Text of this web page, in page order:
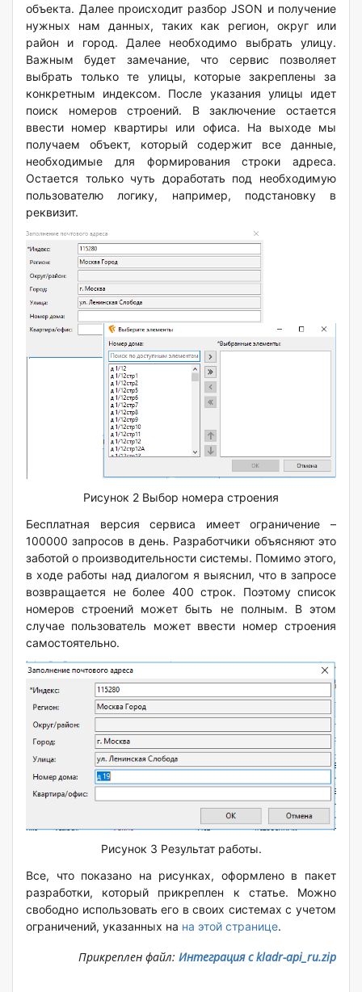
объекта. Далее происходит разбор JSON и получение
нужных нам данных, таких как регион, округ или
район и город. Далее необходимо выбрать улицу.
Важным будет замечание, что сервис позволяет
выбрать только те улицы, которые закреплены за
конкретным индексом. После указания улицы идет
поиск номеров строений. В заключение остается
ввести номер квартиры или офиса. На выходе мы
получаем объект, который содержит все данные,
необходимые для формирования строки адреса.
Остается только чуть доработать под необходимую
пользователю логику, например, подстановку в
реквизит.
Рисунок 2 Выбор номера строения
Бесплатная версия сервиса имеет ограничение –
100000 запросов в день. Разработчики объясняют это
заботой о производительности системы. Помимо этого,
в ходе работы над диалогом я выяснил, что в запросе
возвращается не более 400 строк. Поэтому список
номеров строений может быть не полным. В этом
случае пользователь может ввести номер строения
самостоятельно.
Рисунок 3 Результат работы.
Все, что показано на рисунках, оформлено в пакет
разработки, который прикреплен к статье. Можно
свободно использовать его в своих системах с учетом
ограничений, указанных на на этой странице.
Прикреплен файл: Интеграция с kladr-api_ru.zip